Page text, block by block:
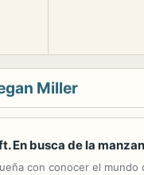
Miller
En busca de la
con conocer el